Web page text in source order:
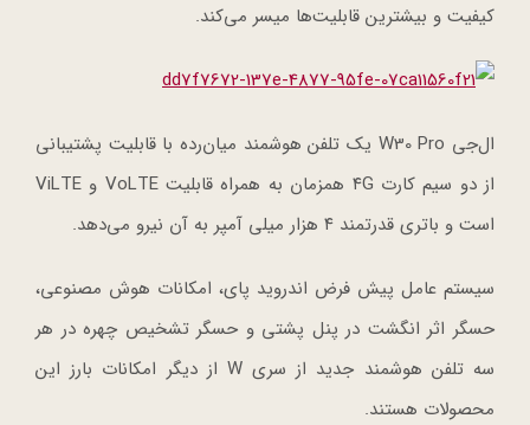
کیفیت و بیشترین قابلیت‌ها میسر می‌کند.
ال‌جی W30 Pro یک تلفن هوشمند میان‌رده با قابلیت پشتیبانی
از دو سیم کارت ۴G همزمان به همراه قابلیت VoLTE و ViLTE
است و باتری قدرتمند ۴ هزار میلی آمپر به آن نیرو می‌دهد.
سیستم عامل پیش فرض اندروید پای، امکانات هوش مصنوعی،
حسگر اثر انگشت در پنل پشتی و حسگر تشخیص چهره در هر
سه تلفن هوشمند جدید از سری W از دیگر امکانات بارز این
محصولات هستند.